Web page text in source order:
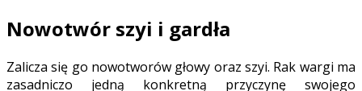
Nowotwór szyi i gardła
Zalicza się go nowotworów głowy oraz szyi. Rak wargi ma
zasadniczo jedną konkretną przyczynę swojego